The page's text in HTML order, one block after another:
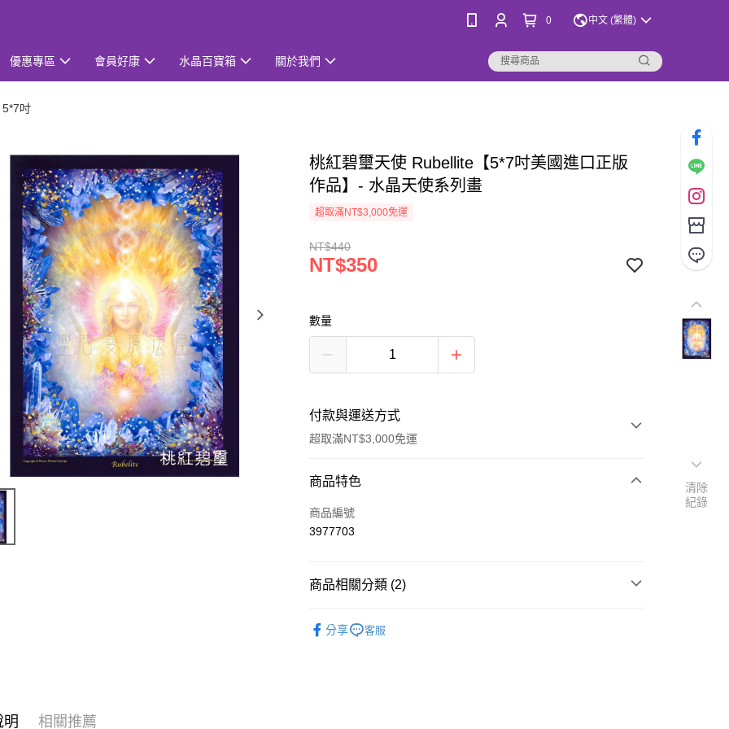
0 中文 (繁體)
優惠專區 會員好康 水晶百寶箱 關於我們
吋
桃紅碧璽天使 Rubellite【5*7吋美國進口正版
作品】- 水晶天使系列畫
超取滿NT$3,000免運
NT$440
NT$350
數量
付款與運送方式
超取滿NT$3,000免運
付款方式
信用卡一次付款
街口支付
商品特色
商品編號
3977703
商品相關分類 (2)
分享 客服
明 相關推薦
清除
紀錄